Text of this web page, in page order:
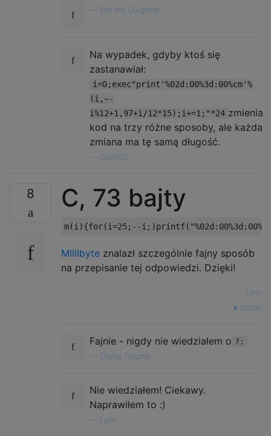
Erik the Outgolfer
Na wypadek, gdyby ktoś się
zastanawiał:
i=0;exec"print'%02d:00%3d:00%cm'%
(i,~-
i%12+1,97+i/12*15);i+=1;"*24 zmienia
kod na trzy różne sposoby, ale każda
zmiana ma tę samą długość.
Sp3000
8 C, 73 bajty
MIllIbyte znalazł szczególnie fajny sposób
na przepisanie tej odpowiedzi. Dzięki!
Lynn
źródło
Fajnie - nigdy nie wiedziałem o ?:
Digital Trauma
Nie wiedziałem! Ciekawy.
Naprawiłem to :)
Lynn